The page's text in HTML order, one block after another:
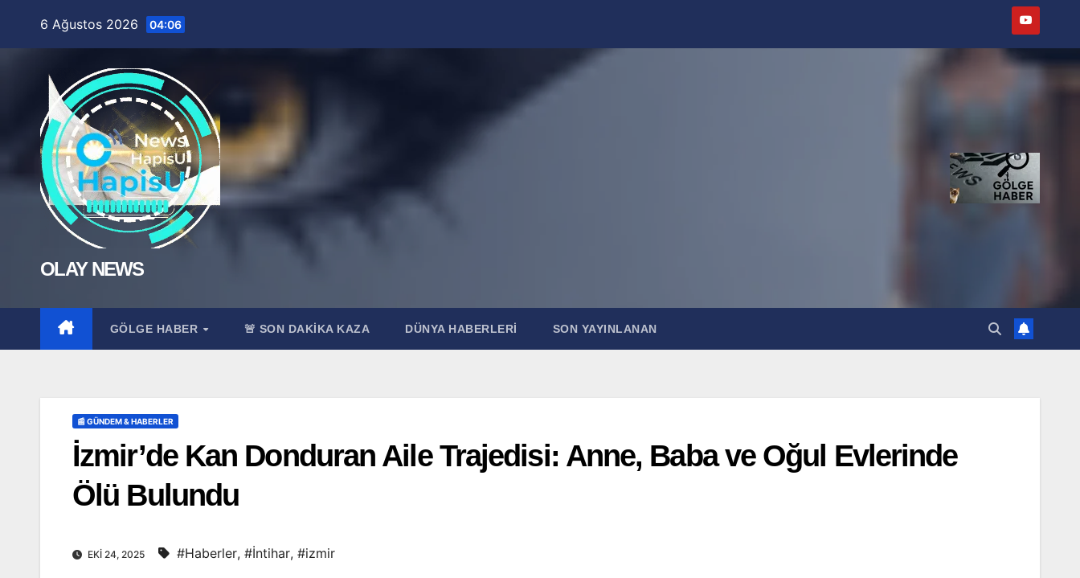
6 Ağustos 2026 04:06
OLAY NEWS
GÖLGE HABER 🚨 SON DAKİKA KAZA DÜNYA HABERLERI SON YAYINLANAN
📰 GÜNDEM & HABERLER
İzmir’de Kan Donduran Aile Trajedisi: Anne, Baba ve Oğul Evlerinde
Ölü Bulundu
EKI 24, 2025 #Haberler, #İntihar, #izmir